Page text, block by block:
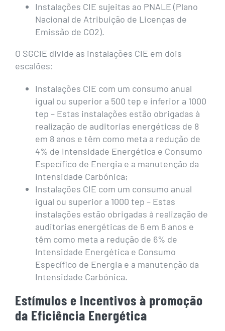
Instalações CIE sujeitas ao PNALE (Plano
Nacional de Atribuição de Licenças de
Emissão de CO2).
O SGCIE divide as instalações CIE em dois
escalões:
Instalações CIE com um consumo anual
igual ou superior a 500 tep e inferior a 1000
tep – Estas instalações estão obrigadas à
realização de auditorias energéticas de 8
em 8 anos e têm como meta a redução de
4% de Intensidade Energética e Consumo
Específico de Energia e a manutenção da
Intensidade Carbónica;
Instalações CIE com um consumo anual
igual ou superior a 1000 tep – Estas
instalações estão obrigadas à realização de
auditorias energéticas de 6 em 6 anos e
têm como meta a redução de 6% de
Intensidade Energética e Consumo
Específico de Energia e a manutenção da
Intensidade Carbónica.
Estímulos e Incentivos à promoção
da Eficiência Energética